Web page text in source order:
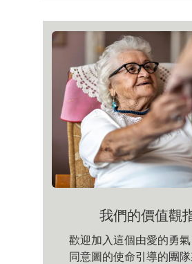
我們的價值觀
歡迎加入這個由愛的勇
同意圖的使命引導的團